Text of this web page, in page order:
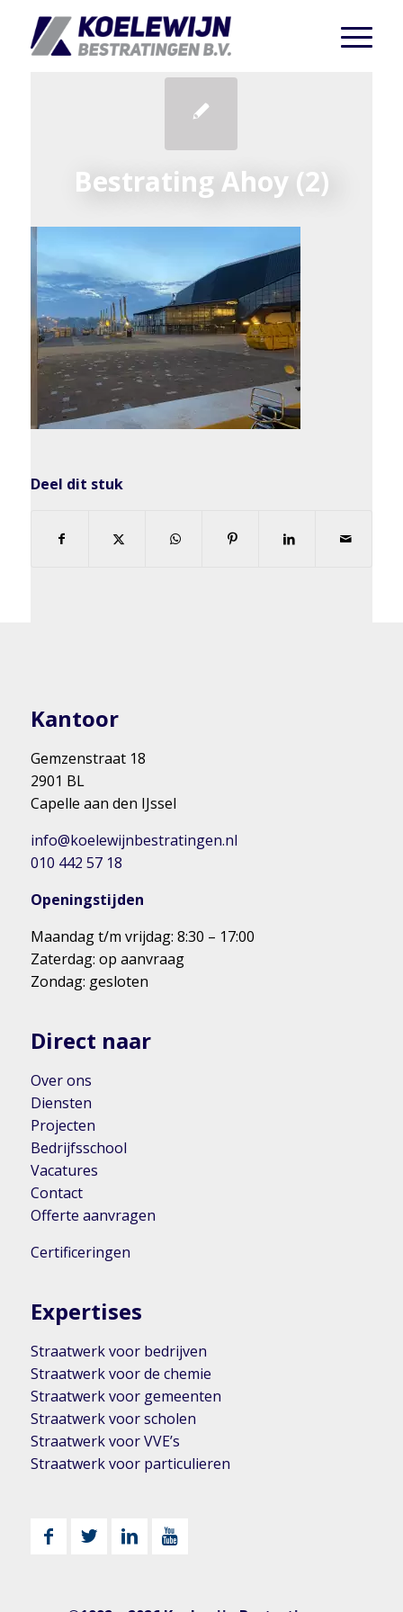
Bestrating Ahoy (2)
Deel dit stuk
Kantoor
Gemzenstraat 18
2901 BL
Capelle aan den IJssel
info@koelewijnbestratingen.nl
010 442 57 18
Openingstijden
Maandag t/m vrijdag: 8:30 – 17:00
Zaterdag: op aanvraag
Zondag: gesloten
Direct naar
Over ons
Diensten
Projecten
Bedrijfsschool
Vacatures
Contact
Offerte aanvragen
Certificeringen
Expertises
Straatwerk voor bedrijven
Straatwerk voor de chemie
Straatwerk voor gemeenten
Straatwerk voor scholen
Straatwerk voor VVE’s
Straatwerk voor particulieren